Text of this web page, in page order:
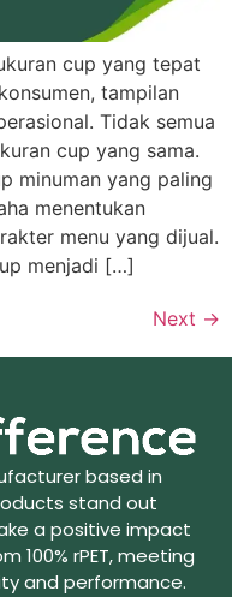
cup yang tepat
tampilan
Tidak semua
cup yang sama.
minuman yang paling
menentukan
menu yang dijual.
menjadi […]
Next →
based in
stand out
a positive impact
100% rPET, meeting
and performance.